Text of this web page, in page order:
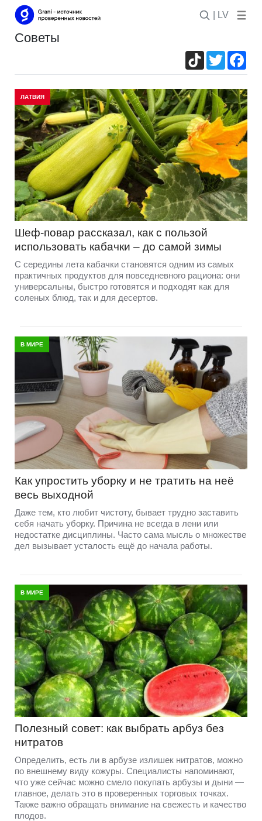
| LV
советы
TikTokTwitter
ЛАТВИЯ
Шеф-повар рассказал, как с пользой
использовать кабачки – до самой зимы
С середины лета кабачки становятся одним из самых
практичных продуктов для повседневного рациона: они
универсальны, быстро готовятся и подходят как для
соленых блюд, так и для десертов.
В МИРЕ
Как упростить уборку и не тратить на неё
весь выходной
Даже тем, кто любит чистоту, бывает трудно заставить
себя начать уборку. Причина не всегда в лени или
недостатке дисциплины. Часто сама мысль о множестве
дел вызывает усталость ещё до начала работы.
В МИРЕ
Полезный совет: как выбрать арбуз без
нитратов
Определить, есть ли в арбузе излишек нитратов, можно
по внешнему виду кожуры. Специалисты напоминают,
что уже сейчас можно смело покупать арбузы и дыни —
главное, делать это в проверенных торговых точках.
Также важно обращать внимание на свежесть и качество
плодов.